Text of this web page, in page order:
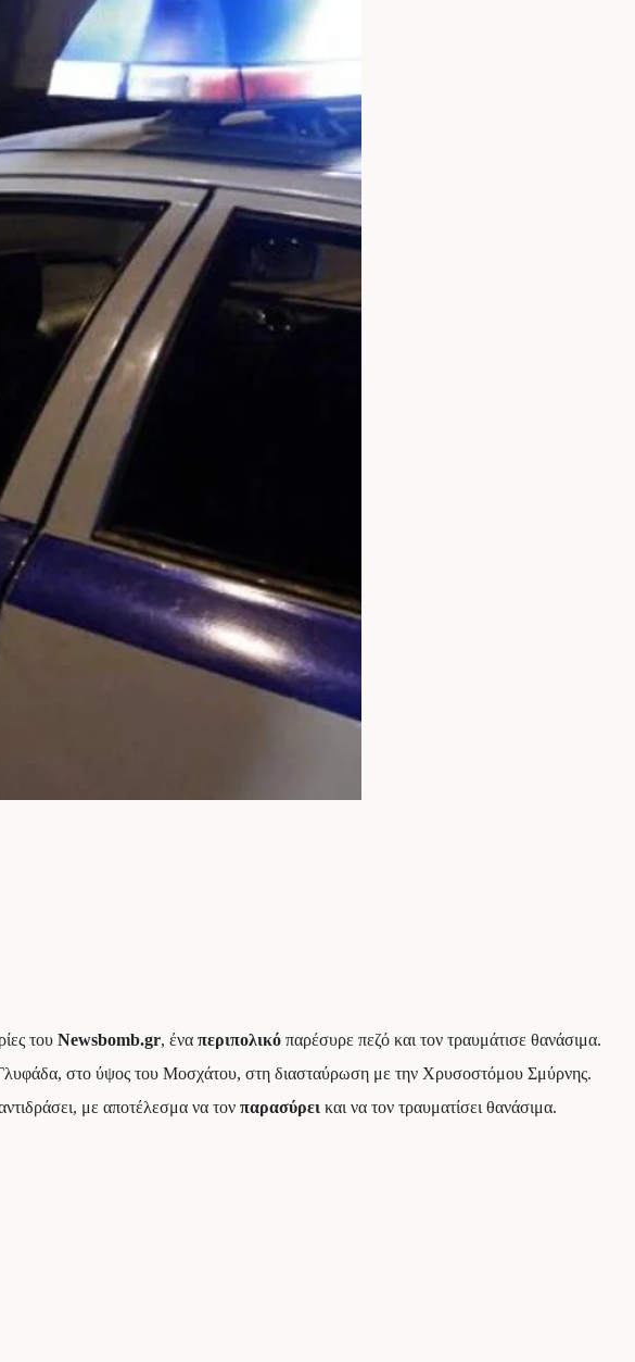
του Newsbomb.gr, ένα περιπολικό παρέσυρε πεζό και τον τραυμάτισε θανάσιμα.
στο ύψος του Μοσχάτου, στη διασταύρωση με την Χρυσοστόμου Σμύρνης.
με αποτέλεσμα να τον παρασύρει και να τον τραυματίσει θανάσιμα.